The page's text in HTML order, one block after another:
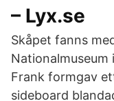
– Lyx.se
Skåpet fanns
Nationalmuseum
Frank formgav
sideboard